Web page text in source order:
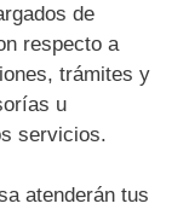
de
respecto a
trámites y
u
servicios.
atenderán tus